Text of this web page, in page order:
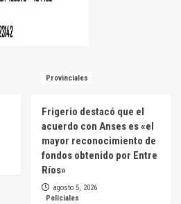
Provinciales
Frigerio destacó que el
acuerdo con Anses es «el
mayor reconocimiento de
fondos obtenido por Entre
Ríos»
agosto 5, 2026
Policiales